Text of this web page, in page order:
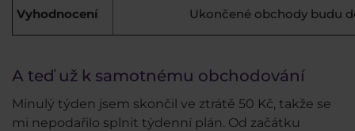
Vyhodnocení Ukončené obchody budu
A teď už k samotnému obchodování
Minulý týden jsem skončil ve ztrátě 50 Kč, takže se
mi nepodařilo splnit týdenní plán. Od začátku